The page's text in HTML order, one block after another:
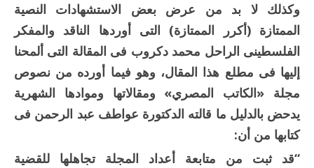
وكذلك لا بد من عرض بعض الاستشهادات النصية
الممتازة (أكرر الممتازة) التى أوردها الناقد والمفكر
الفلسطينى الراحل محمد دكروب فى المقالة التى ألمحنا
إليها فى مطلع هذا المقال، وهو فيما أورده من نصوص
مجلة «الكاتب المصري» ومقالاتها وموادها الشهرية
يدحض بالدليل ما قالته الدكتورة عواطف عبد الرحمن فى
كتابها من أن:
“قد ثبت من متابعة أعداد المجلة تجاهلها للقضية